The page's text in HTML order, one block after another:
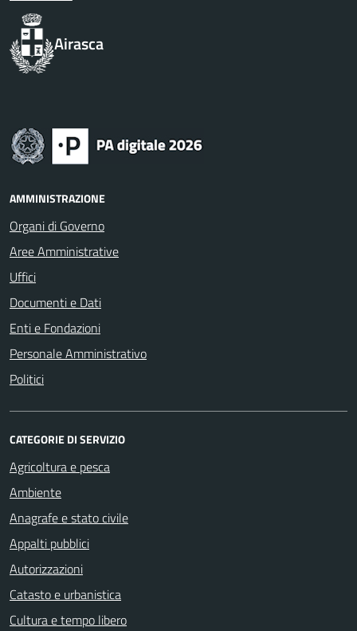
Airasca
AMMINISTRAZIONE
Organi di Governo
Aree Amministrative
Uffici
Documenti e Dati
Enti e Fondazioni
Personale Amministrativo
Politici
CATEGORIE DI SERVIZIO
Agricoltura e pesca
Ambiente
Anagrafe e stato civile
Appalti pubblici
Autorizzazioni
Catasto e urbanistica
Cultura e tempo libero